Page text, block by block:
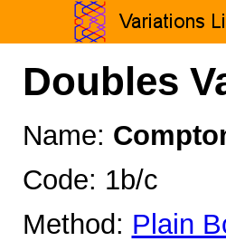
Doubles
Name:
Code: 1b/c
Method: Plain